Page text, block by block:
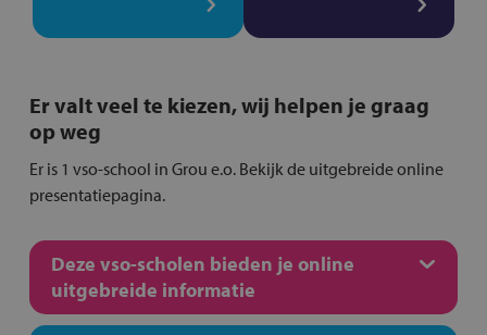
Er valt veel te kiezen, wij helpen je graag
op weg
Er is 1 vso-school in Grou e.o. Bekijk de uitgebreide online
presentatiepagina.
Deze vso-scholen bieden je online
uitgebreide informatie